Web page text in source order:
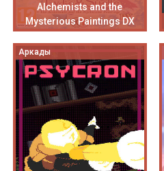
Alchemists and the
Mysterious Paintings DX
Аркады